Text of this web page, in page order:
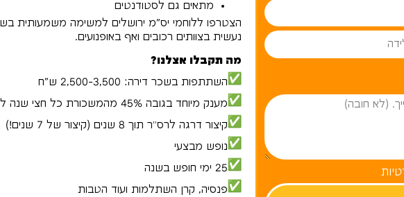
מתאים גם לסטודנטים
הצטרפו ללוחמי יס”מ ירושלים למשימה משמעותית
נעשית בצוותים רכובים ואף באופנועים.
מה תקבלו אצלנו?
השתתפות בשכר דירה: 2,500-3,500 ש”ח
מענק מיוחד בגובה 45% מהמשכורת כל חצי שנה למשך 5 שנים
קיצור דרגה לרס״ר תוך 8 שנים (קיצור של 7 שנים!)
נופש מבצעי
25 ימי חופש בשנה
פנסיה, קרן השתלמות ועוד הטבות